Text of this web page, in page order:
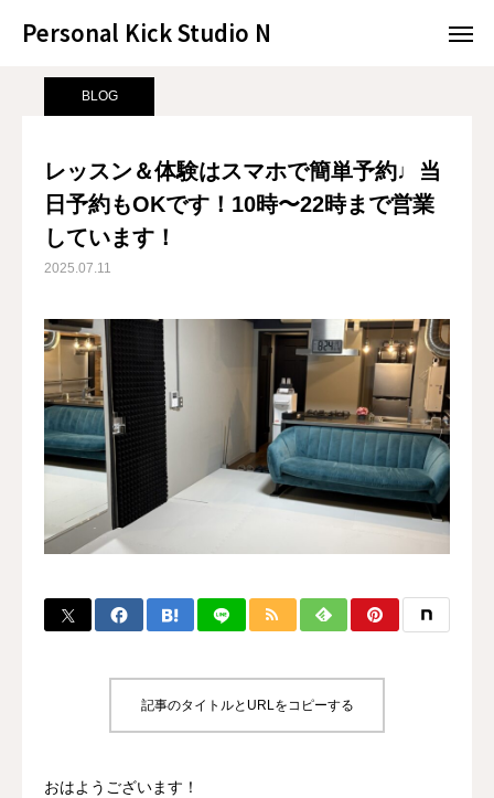
Personal Kick Studio N
サンプルページ BLOG レッスン＆体験はスマホで簡単予約♩当日予約もOKです！10時〜22時まで営業しています！
BLOG
レッスン＆体験はスマホで簡単予約♩当
日予約もOKです！10時〜22時まで営業
しています！
2025.07.11
記事のタイトルとURLをコピーする
おはようございます！
Personal Kick Studio N
BLOG CONTACT
ホットペッパー
CONCEPT
MENU
BLOG